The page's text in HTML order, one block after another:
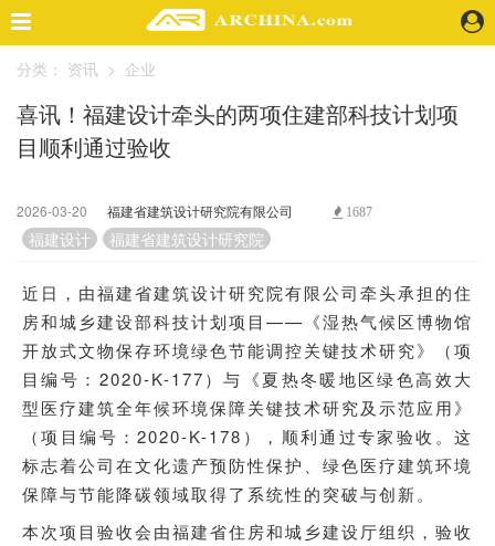
精选案例
建 筑
景 观
视 频
业 界
机 构
人 物
地 产
快速搜索
企业招聘
分类： 资讯 > 企业
喜讯！福建设计牵头的两项住建部科技计划项
目顺利通过验收
2026-03-20 福建省建筑设计研究院有限公司 1687
福建设计 福建省建筑设计研究院
近日，由福建省建筑设计研究院有限公司牵头承担的住
房和城乡建设部科技计划项目——《湿热气候区博物馆
开放式文物保存环境绿色节能调控关键技术研究》（项
目编号：2020-K-177）与《夏热冬暖地区绿色高效大
型医疗建筑全年候环境保障关键技术研究及示范应用》
（项目编号：2020-K-178），顺利通过专家验收。这
标志着公司在文化遗产预防性保护、绿色医疗建筑环境
保障与节能降碳领域取得了系统性的突破与创新。
本次项目验收会由福建省住房和城乡建设厅组织，验收